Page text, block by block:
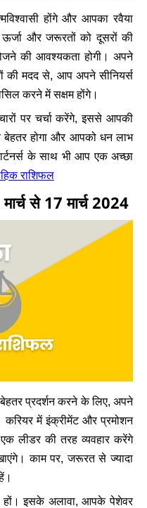
होंगे और आपका रवैया
और जरूरतों को दूसरों की
की आवश्यकता होगी। अपने
की मदद से, आप अपने सीनियर्स
करने में सक्षम होंगे।
पर चर्चा करेंगे, इससे आपकी
बेहतर होगा और आपको धन लाभ
के साथ भी आप एक अच्छा
राशिफल
से 17 मार्च 2024
प्रदर्शन करने के लिए, अपने
करियर में इंक्रीमेंट और प्रमोशन
लीडर की तरह व्यवहार करेंगे
काम पर, जरूरत से ज्यादा
हों। इसके अलावा, आपके पेशेवर